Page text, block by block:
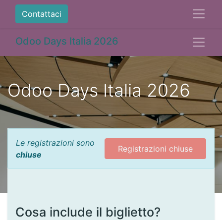
Contattaci
Odoo Days Italia 2026
Odoo Days Italia 2026
Le registrazioni sono
chiuse
Registrazioni chiuse
Cosa include il biglietto?